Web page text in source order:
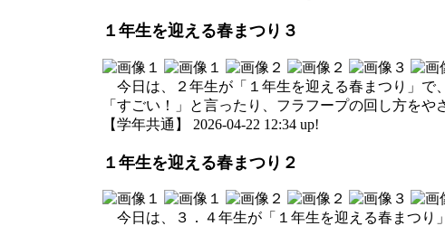
１年生を迎える春まつり３
今日は、２年生が「１年生を迎える春まつり」で
「すごい！」と言ったり、フラフープの回し方を
【学年共通】 2026-04-22 12:34 up!
１年生を迎える春まつり２
今日は、３．４年生が「１年生を迎える春まつり